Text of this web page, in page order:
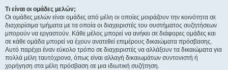
Τι είναι οι ομάδες μελών;
Οι ομάδες μελών είναι ομάδες από μέλη οι οποίες μοιράζουν την κοινότητα σε
διαχειρίσιμα τμήματα με τα οποία οι διαχειριστές του συστήματος συζητήσεων
μπορούν να εργαστούν. Κάθε μέλος μπορεί να ανήκει σε διάφορες ομάδες και
σε κάθε ομάδα μπορεί να έχουν ανατεθεί επιμέρους δικαιώματα πρόσβασης.
Αυτό παρέχει έναν εύκολο τρόπο σε διαχειριστές να αλλάξουν τα δικαιώματα για
πολλά μέλη ταυτόχρονα, όπως είναι αλλαγή δικαιωμάτων συντονιστή ή
χορήγηση στα μέλη πρόσβαση σε μια ιδιωτική συζήτηση.